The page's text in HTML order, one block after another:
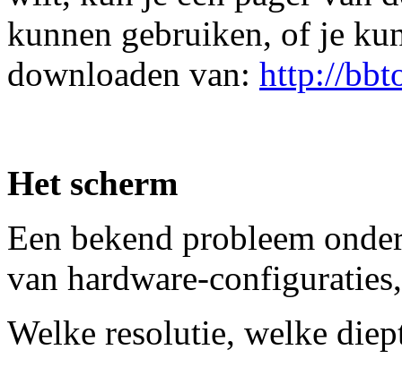
kunnen gebruiken, of je
downloaden van: http://
Het scherm
Een bekend probleem
van hardware-
Welke resolutie, welke